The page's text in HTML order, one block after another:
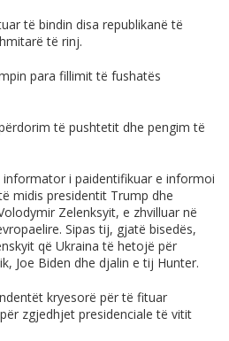
të bindin disa republikanë të
të rinj.
para fillimit të fushatës
të pushtetit dhe pengim të
i paidentifikuar e informoi
midis presidentit Trump dhe
Zelenksyit, e zhvilluar në
Sipas tij, gjatë bisedës,
që Ukraina të hetojë për
Joe Biden dhe djalin e tij Hunter.
kryesorë për të fituar
zgjedhjet presidenciale të vitit